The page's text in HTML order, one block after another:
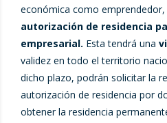
económica como
autorización de residencia
empresarial. Esta tendrá una
validez en todo el territorio
dicho plazo, podrán solicitar la
autorización de residencia por
obtener la residencia